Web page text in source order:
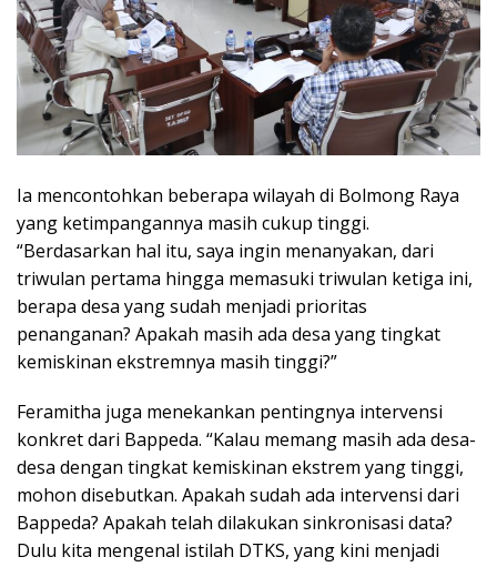
Ia mencontohkan beberapa wilayah di Bolmong Raya
yang ketimpangannya masih cukup tinggi.
“Berdasarkan hal itu, saya ingin menanyakan, dari
triwulan pertama hingga memasuki triwulan ketiga ini,
berapa desa yang sudah menjadi prioritas
penanganan? Apakah masih ada desa yang tingkat
kemiskinan ekstremnya masih tinggi?”
Feramitha juga menekankan pentingnya intervensi
konkret dari Bappeda. “Kalau memang masih ada desa-
desa dengan tingkat kemiskinan ekstrem yang tinggi,
mohon disebutkan. Apakah sudah ada intervensi dari
Bappeda? Apakah telah dilakukan sinkronisasi data?
Dulu kita mengenal istilah DTKS, yang kini menjadi